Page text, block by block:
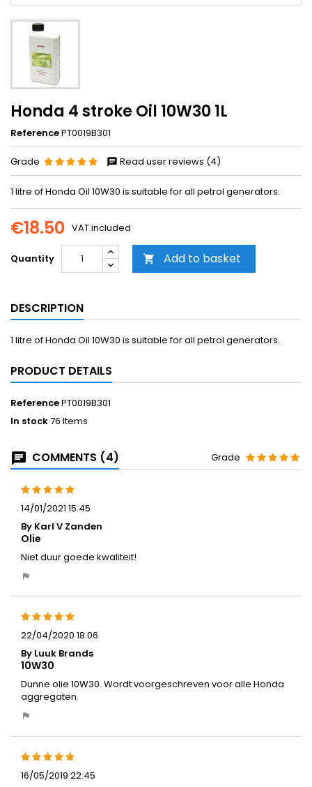
Honda 4 stroke Oil 10W30 1L
ReferencePT0019B301
Grade Read user reviews (4)
1 litre of Honda Oil 10W30 is suitable for all petrol generators.
€18.50 VAT included
Quantity  Add to basket
DESCRIPTION
1 litre of Honda Oil 10W30 is suitable for all petrol generators.
PRODUCT DETAILS
ReferencePT0019B301
In stock76 Items
COMMENTS (4) Grade
14/01/2021 15:45
By Karl V Zanden
Olie
Niet duur goede kwaliteit!
22/04/2020 18:06
By Luuk Brands
10W30
Dunne olie 10W30. Wordt voorgeschreven voor alle Honda
aggregaten.
16/05/2019 22:45